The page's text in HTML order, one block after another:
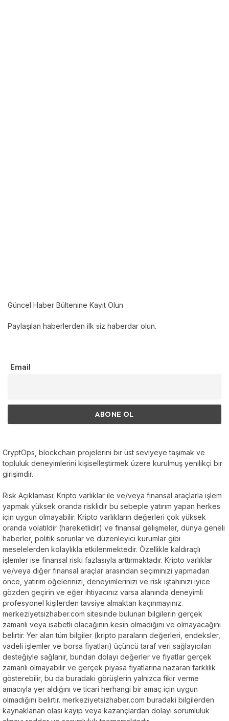
Güncel Haber Bültenine Kayıt Olun
Paylaşılan haberlerden ilk siz haberdar olun.
Email
CryptOps, blockchain projelerini bir üst seviyeye taşımak ve
topluluk deneyimlerini kişiselleştirmek üzere kurulmuş yenilikçi bir
girişimdir.
Risk Açıklaması: Kripto varlıklar ile ve/veya finansal araçlarla işlem
yapmak yüksek oranda risklidir bu sebeple yatırım yapan herkes
için uygun olmayabilir. Kripto varlıkların değerleri çok yüksek
oranda volatildir (hareketlidir) ve finansal gelişmeler, dünya geneli
haberler, politik sorunlar ve düzenleyici kurumlar gibi
meselelerden kolaylıkla etkilenmektedir. Özellikle kaldıraçlı
işlemler ise finansal riski fazlasıyla arttırmaktadır. Kripto varlıklar
ve/veya diğer finansal araçlar arasından seçiminizi yapmadan
önce, yatırım öğelerinizi, deneyimlerinizi ve risk iştahınızı iyice
gözden geçirin ve eğer ihtiyacınız varsa alanında deneyimli
profesyonel kişilerden tavsiye almaktan kaçınmayınız.
merkeziyetsizhaber.com sitesinde bulunan bilgilerin gerçek
zamanlı veya isabetli olacağının kesin olmadığını ve olmayacağını
belirtir. Yer alan tüm bilgiler (kripto paraların değerleri, endeksler,
vadeli işlemler ve borsa fiyatları) üçüncü taraf veri sağlayıcıları
desteğiyle sağlanır, bundan dolayı değerler ve fiyatlar gerçek
zamanlı olmayabilir ve gerçek piyasa fiyatlarına nazaran farklılık
gösterebilir, bu da buradaki görüşlerin yalnızca fikir verme
amacıyla yer aldığını ve ticari herhangi bir amaç için uygun
olmadığını belirtir. merkeziyetsizhaber.com buradaki bilgilerden
kaynaklanan olası kayıp veya kazançlardan dolayı sorumluluk